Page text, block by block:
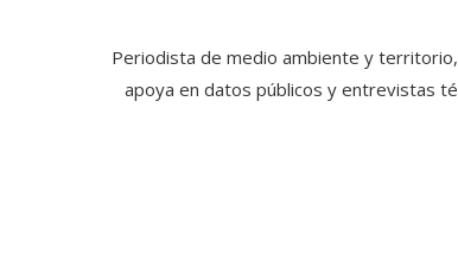
Periodista de medio ambiente y
apoya en datos públicos y entrevistas